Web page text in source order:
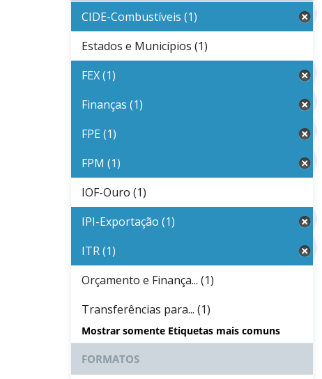
CIDE-Combustíveis (1)
Estados e Municípios (1)
FEX (1)
Finanças (1)
FPE (1)
FPM (1)
IOF-Ouro (1)
IPI-Exportação (1)
ITR (1)
Orçamento e Finança... (1)
Transferências para... (1)
Mostrar somente Etiquetas mais comuns
FORMATOS